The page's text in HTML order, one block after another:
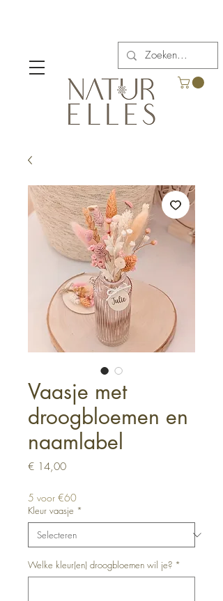
Vaasje met
droogbloemen en
naamlabel
€ 14,00Prijs
5 voor €60
Kleur vaasje *
Welke kleur(en) droogbloemen wil je? *